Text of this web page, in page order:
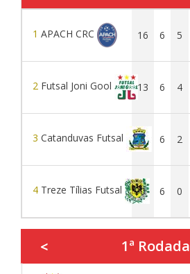
1 APACH CRC 16 6 5
2 Futsal Joni Gool 13 6 4
3 Catanduvas Futsal 6 6 2
4 Treze Tílias Futsal 0 6 0
< 1ª Rodada